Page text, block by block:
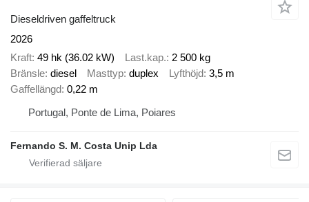
Dieseldriven gaffeltruck
2026
Kraft 49 hk (36.02 kW) Last.kap. 2 500 kg
Bränsle diesel Masttyp duplex Lyfthöjd 3,5 m
Gaffellängd 0,22 m
Portugal, Ponte de Lima, Poiares
Fernando S. M. Costa Unip Lda